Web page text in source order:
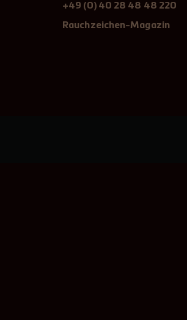
+49 (0) 40 28 48 48 220
Rauchzeichen-Magazin